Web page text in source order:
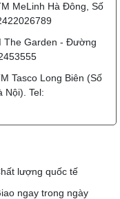
MeLinh Hà Đông, Số
The Garden - Đường
Tasco Long Biên (Số
Nội). Tel:
lượng quốc tế
ngay trong ngày